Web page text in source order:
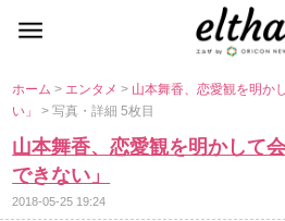
ホーム> エンタメ> 山本舞香、恋愛観を明か
い」> 写真・詳細 5枚目
山本舞香、恋愛観を明かして
できない」
2018-05-25 19:24